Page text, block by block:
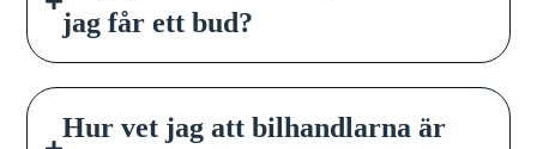
jag får ett bud?
Hur vet jag att bilhandlarna är